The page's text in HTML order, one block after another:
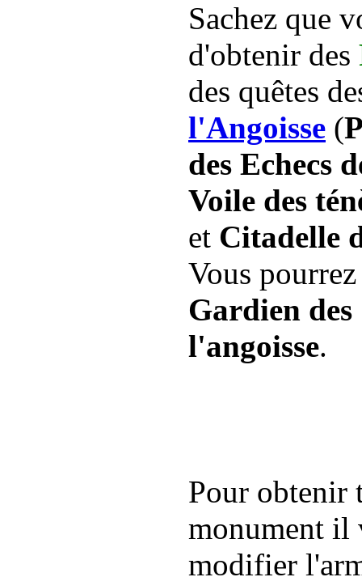
Sachez que
d'obtenir des
des quêtes
l'Angoisse (
des Echecs
Voile des
et Citadelle
Vous
Gardien
l'angoisse.
Pour obtenir
monument il
modifier